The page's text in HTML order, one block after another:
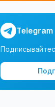
Telegram